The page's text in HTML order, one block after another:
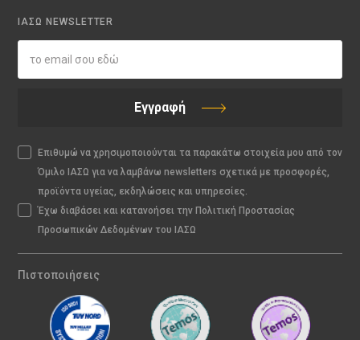
ΙΑΣΩ NEWSLETTER
Εγγραφή
Επιθυμώ να χρησιμοποιούνται τα παρακάτω στοιχεία μου από τον
Όμιλο ΙΑΣΩ για να λαμβάνω newsletters σχετικά με προσφορές,
προϊόντα υγείας, εκδηλώσεις και υπηρεσίες.
Έχω διαβάσει και κατανοήσει την Πολιτική Προστασίας
Προσωπικών Δεδομένων του ΙΑΣΩ
Πιστοποιήσεις